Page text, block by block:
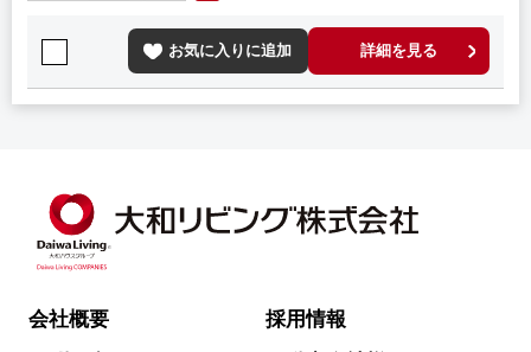
お気に入りに追加 詳細を見る
会社概要
採用情報